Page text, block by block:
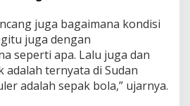
juga bagaimana kondisi
juga dengan
seperti apa. Lalu juga dan
adalah ternyata di Sudan
adalah sepak bola,” ujarnya.